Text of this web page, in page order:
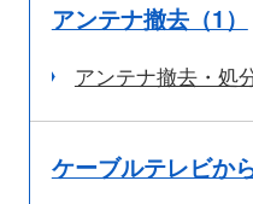
アンテナ撤去（1）
アンテナ撤去・処
ケーブルテレビか